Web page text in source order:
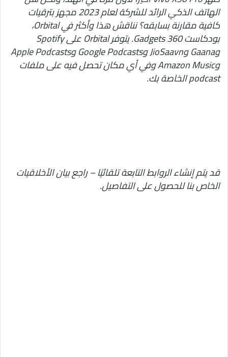
الهاتف الذكي الرائد للشركة لعام 2023 مجهز بترقيات
كافية مقارنة بسابقه؟ نناقش هذا وأكثر في Orbital،
بودكاست Gadgets 360. يتوفر Orbital على Spotify
وGaana وJioSaavn وGoogle Podcasts وApple Podcasts
وAmazon Music وفي أي مكان تحصل فيه على ملفات
podcast الخاصة بك.
قد يتم إنشاء الروابط التابعة تلقائيًا – راجع بيان الأخلاقيات
الخاص بنا للحصول على التفاصيل.